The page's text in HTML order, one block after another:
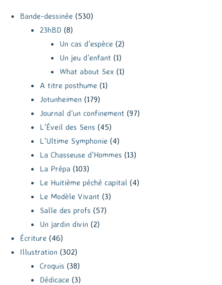
Bande-dessinée (530)
23hBD (8)
Un cas d'espèce (2)
Un jeu d'enfant (1)
What about Sex (1)
A titre posthume (1)
Jotunheimen (179)
Journal d'un confinement (97)
L'Éveil des Sens (45)
L'Ultime Symphonie (4)
La Chasseuse d'Hommes (13)
La Prépa (103)
Le Huitième péché capital (4)
Le Modèle Vivant (3)
Salle des profs (57)
Un jardin divin (2)
Écriture (46)
Illustration (302)
Croquis (38)
Dédicace (3)